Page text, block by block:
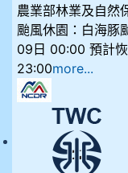
農業部林業及自然
颱風休園：白海豚
09日 00:00 預計
23:00more...